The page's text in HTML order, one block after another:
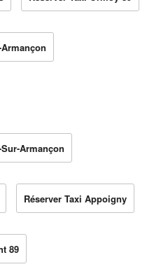
Armançon
Réserver Taxi Appoigny
89